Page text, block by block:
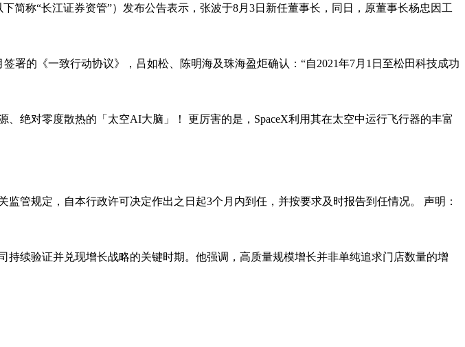
简称“长江证券资管”）发布公告表示，张波于8月3日新任董事长，同日，原董事长杨忠因工
署的《一致行动协议》，吕如松、陈明海及珠海盈炬确认：“自2021年7月1日至松田科技成功
绝对零度散热的「太空AI大脑」！ 更厉害的是，SpaceX利用其在太空中运行飞行器的丰富
管规定，自本行政许可决定作出之日起3个月内到任，并按要求及时报告到任情况。 声明：
续验证并兑现增长战略的关键时期。他强调，高质量规模增长并非单纯追求门店数量的增